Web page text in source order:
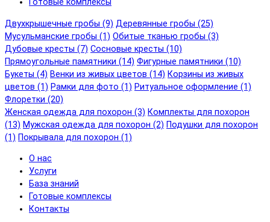
Готовые комплексы
Двухкрышечные гробы (9) Деревянные гробы (25)
Мусульманские гробы (1) Обитые тканью гробы (3)
Дубовые кресты (7) Сосновые кресты (10)
Прямоугольные памятники (14) Фигурные памятники (10)
Букеты (4) Венки из живых цветов (14) Корзины из живых
цветов (1) Рамки для фото (1) Ритуальное оформление (1)
Флоретки (20)
Женская одежда для похорон (3) Комплекты для похорон
(13) Мужская одежда для похорон (2) Подушки для похорон
(1) Покрывала для похорон (1)
О нас
Услуги
База знаний
Готовые комплексы
Контакты